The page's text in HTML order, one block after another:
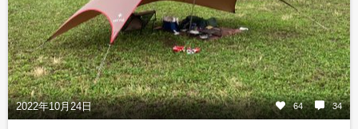
2022年10月24日 64 34